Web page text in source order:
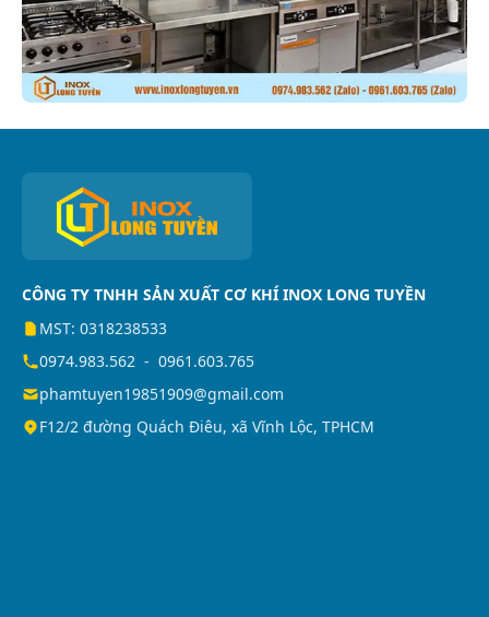
CÔNG TY TNHH SẢN XUẤT CƠ KHÍ INOX LONG TUYỀN
MST: 0318238533
0974.983.562 - 0961.603.765
phamtuyen19851909@gmail.com
F12/2 đường Quách Điêu, xã Vĩnh Lộc, TPHCM